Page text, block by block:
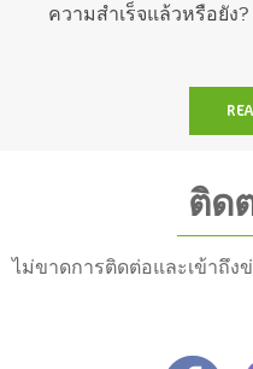
ความสำเร็จแล้วหรือยัง
ติด
ไม่ขาดการติดต่อและเข้าถึง